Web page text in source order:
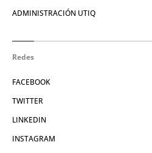
ADMINISTRACIÓN UTIQ
Redes
FACEBOOK
TWITTER
LINKEDIN
INSTAGRAM